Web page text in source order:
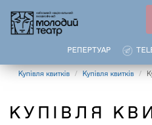
основного
РЕПЕРТУАР
Купівля квитків Купівля квитків
КУПІВЛЯ